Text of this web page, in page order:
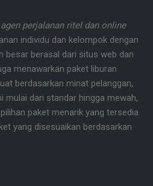
agen perjalanan ritel dan online
individu dan kelompok dengan
besar berasal dari situs web dan
menawarkan paket liburan
berdasarkan minat pelanggan,
mulai dari standar hingga mewah,
paket menarik yang tersedia
yang disesuaikan berdasarkan